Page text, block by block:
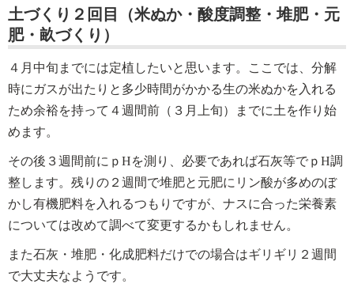
土づくり２回目（米ぬか・酸度調整・堆肥・元
肥・畝づくり）
４月中旬までには定植したいと思います。ここでは、分解
時にガスが出たりと多少時間がかかる生の米ぬかを入れる
ため余裕を持って４週間前（３月上旬）までに土を作り始
めます。
その後３週間前にｐHを測り、必要であれば石灰等でｐH調
整します。残りの２週間で堆肥と元肥にリン酸が多めのぼ
かし有機肥料を入れるつもりですが、ナスに合った栄養素
については改めて調べて変更するかもしれません。
また石灰・堆肥・化成肥料だけでの場合はギリギリ２週間
で大丈夫なようです。